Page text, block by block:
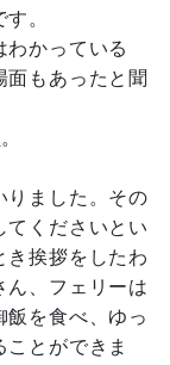
。
かっている
面もあったと聞
ました。その
てくださいとい
き挨拶をしたわ
ん、フェリーは
飯を食べ、ゆっ
とができま